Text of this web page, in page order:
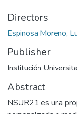
Directors
Espinosa Moreno,
Publisher
Institución
Abstract
NSUR21 es una